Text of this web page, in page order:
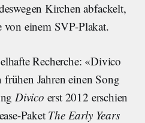
Kirchen abfackelt,
von einem SVP-Plakat.
Recherche: «Divico
Jahren einen Song
Divico erst 2012 erschien
Paket The Early Years